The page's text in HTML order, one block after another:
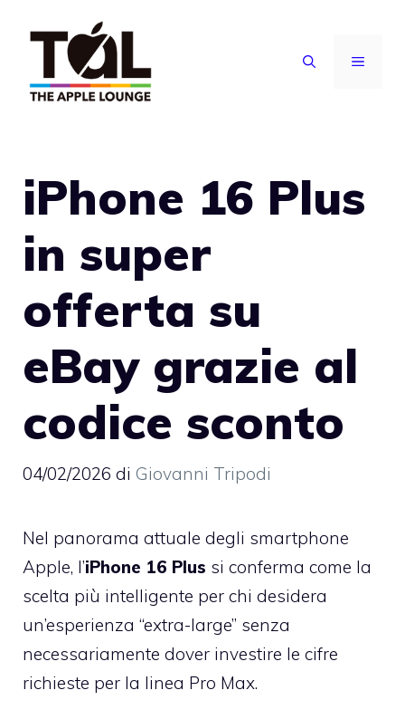
contenuto
MENU
iPhone 16 Plus
in super
offerta su
eBay grazie al
codice sconto
04/02/2026 di Giovanni Tripodi
Nel panorama attuale degli smartphone
Apple, l’iPhone 16 Plus si conferma come la
scelta più intelligente per chi desidera
un’esperienza “extra-large” senza
necessariamente dover investire le cifre
richieste per la linea Pro Max.